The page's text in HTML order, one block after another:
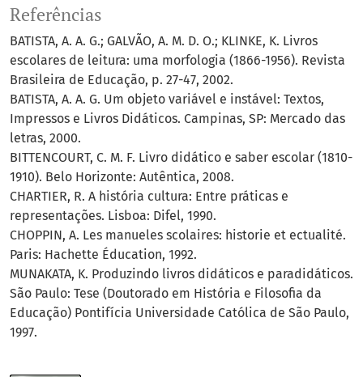
Referências
BATISTA, A. A. G.; GALVÃO, A. M. D. O.; KLINKE, K. Livros
escolares de leitura: uma morfologia (1866-1956). Revista
Brasileira de Educação, p. 27-47, 2002.
BATISTA, A. A. G. Um objeto variável e instável: Textos,
Impressos e Livros Didáticos. Campinas, SP: Mercado das
letras, 2000.
BITTENCOURT, C. M. F. Livro didático e saber escolar (1810-
1910). Belo Horizonte: Autêntica, 2008.
CHARTIER, R. A história cultura: Entre práticas e
representações. Lisboa: Difel, 1990.
CHOPPIN, A. Les manueles scolaires: historie et ectualité.
Paris: Hachette Éducation, 1992.
MUNAKATA, K. Produzindo livros didáticos e paradidáticos.
São Paulo: Tese (Doutorado em História e Filosofia da
Educação) Pontifícia Universidade Católica de São Paulo,
1997.